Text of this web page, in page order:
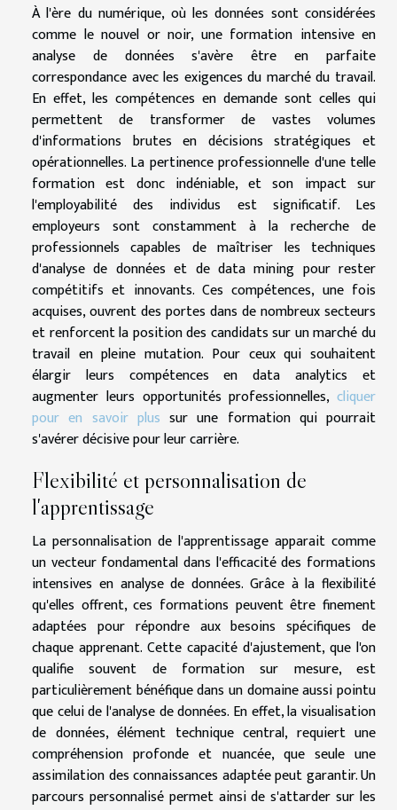
À l'ère du numérique, où les données sont considérées
comme le nouvel or noir, une formation intensive en
analyse de données s'avère être en parfaite
correspondance avec les exigences du marché du travail.
En effet, les compétences en demande sont celles qui
permettent de transformer de vastes volumes
d'informations brutes en décisions stratégiques et
opérationnelles. La pertinence professionnelle d'une telle
formation est donc indéniable, et son impact sur
l'employabilité des individus est significatif. Les
employeurs sont constamment à la recherche de
professionnels capables de maîtriser les techniques
d'analyse de données et de data mining pour rester
compétitifs et innovants. Ces compétences, une fois
acquises, ouvrent des portes dans de nombreux secteurs
et renforcent la position des candidats sur un marché du
travail en pleine mutation. Pour ceux qui souhaitent
élargir leurs compétences en data analytics et
augmenter leurs opportunités professionnelles, cliquer
pour en savoir plus sur une formation qui pourrait
s'avérer décisive pour leur carrière.
Flexibilité et personnalisation de
l'apprentissage
La personnalisation de l'apprentissage apparait comme
un vecteur fondamental dans l'efficacité des formations
intensives en analyse de données. Grâce à la flexibilité
qu'elles offrent, ces formations peuvent être finement
adaptées pour répondre aux besoins spécifiques de
chaque apprenant. Cette capacité d'ajustement, que l'on
qualifie souvent de formation sur mesure, est
particulièrement bénéfique dans un domaine aussi pointu
que celui de l'analyse de données. En effet, la visualisation
de données, élément technique central, requiert une
compréhension profonde et nuancée, que seule une
assimilation des connaissances adaptée peut garantir. Un
parcours personnalisé permet ainsi de s'attarder sur les